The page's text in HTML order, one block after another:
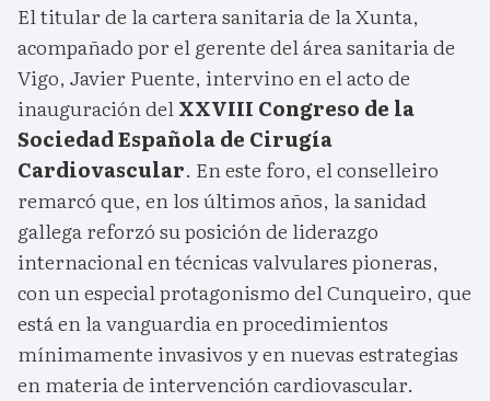
El titular de la cartera sanitaria de la Xunta,
acompañado por el gerente del área sanitaria de
Vigo, Javier Puente, intervino en el acto de
inauguración delXXVIII Congreso de la
Sociedad Española de Cirugía
Cardiovascular. En este foro, el conselleiro
remarcó que, en los últimos años, la sanidad
gallega reforzó su posición de liderazgo
internacional en técnicas valvulares pioneras,
con un especial protagonismo del Cunqueiro, que
está en la vanguardia en procedimientos
mínimamente invasivos y en nuevas estrategias
en materia de intervención cardiovascular.